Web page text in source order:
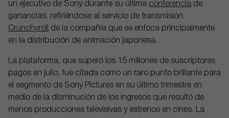
un ejecutivo de Sony durante su última conferencia de
ganancias, refiriéndose al servicio de transmisión
Crunchyroll
de la compañía que se enfoca principalmente
en la distribución de animación japonesa.
La plataforma, que superó los 15 millones de suscriptores
pagos en julio, fue citada como un raro punto brillante para
el segmento de Sony Pictures en su último trimestre en
medio de la disminución de los ingresos que resultó de
menos producciones televisivas y estrenos en cines. La